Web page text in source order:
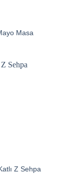
Masa
Z Sehpa